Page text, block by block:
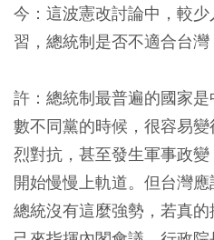
今：這波憲改討論中，較
習，總統制是否不適合台灣
許：總統制最普遍的國家
數不同黨的時候，很容易
烈對抗，甚至發生軍事政
開始慢慢上軌道。但台灣應
總統沒有這麼強勢，若真